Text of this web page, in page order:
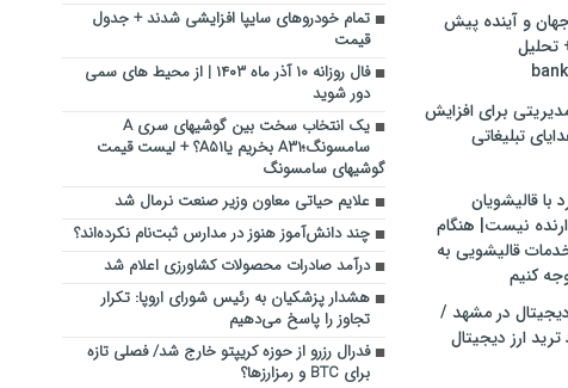
و آینده پیش
تحلیل
برای افزایش
تبلیغاتی
با قالیشویان
نیست| هنگام
قالیشویی به
کنیم
در مشهد /
ارز دیجیتال
تمام خودروهای سایپا افزایشی شدند + جدول
قیمت
فال روزانه ۱۰ آذر ماه ۱۴۰۳ | از محیط های سمی
دور شوید
یک انتخاب سخت بین گوشی‎های سری A
سامسونگ؛A۳۱ بخریم یاA۵۱؟ + لیست قیمت
گوشی‎های سامسونگ
علایم حیاتی‌ معاون وزیر ‌صنعت نرمال شد
چند دانش‌آموز هنوز در مدارس ثبت‌نام نکرده‌اند؟
درآمد صادرات محصولات کشاورزی اعلام شد
هشدار پزشکیان به رئیس شورای اروپا: تکرار
تجاوز را پاسخ می‌دهیم
فدرال رزرو از حوزه کریپتو خارج شد/ فصلی تازه
برای BTC و رمزارزها؟